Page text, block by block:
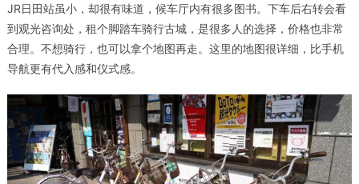
JR日田站虽小，却很有味道，候车厅内有很多图书。下车后右转会看
到观光咨询处，租个脚踏车骑行古城，是很多人的选择，价格也非常
合理。不想骑行，也可以拿个地图再走。这里的地图很详细，比手机
导航更有代入感和仪式感。